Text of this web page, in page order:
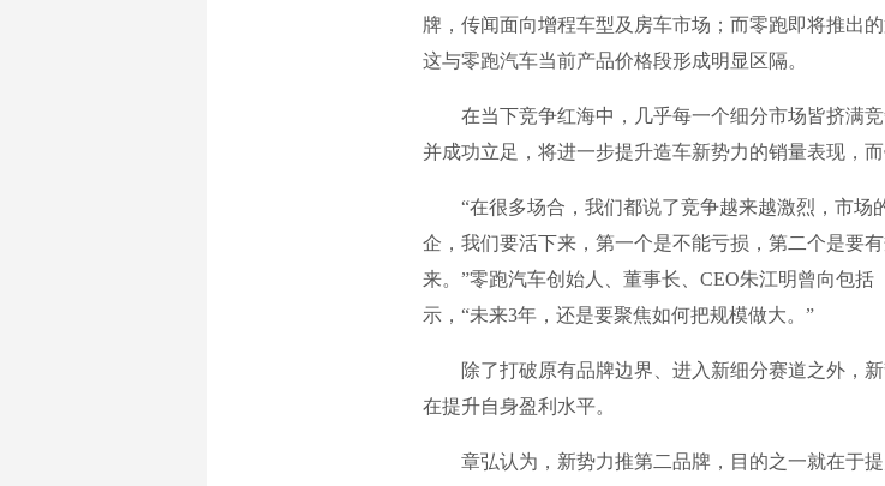
牌，传闻面向增程车型及房车市场；而零跑即将推出
这与零跑汽车当前产品价格段形成明显区隔。
在当下竞争红海中，几乎每一个细分市场皆挤满竞
并成功立足，将进一步提升造车新势力的销量表现，而
“在很多场合，我们都说了竞争越来越激烈，市场
企，我们要活下来，第一个是不能亏损，第二个是要
来。”零跑汽车创始人、董事长、CEO朱江明曾向包
示，“未来3年，还是要聚焦如何把规模做大。”
除了打破原有品牌边界、进入新细分赛道之外，新
在提升自身盈利水平。
章弘认为，新势力推第二品牌，目的之一就在于提